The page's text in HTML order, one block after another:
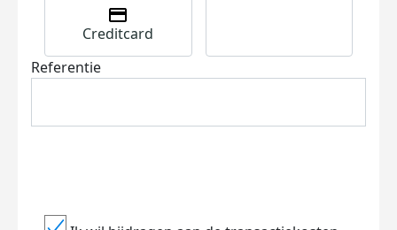
Creditcard
Referentie